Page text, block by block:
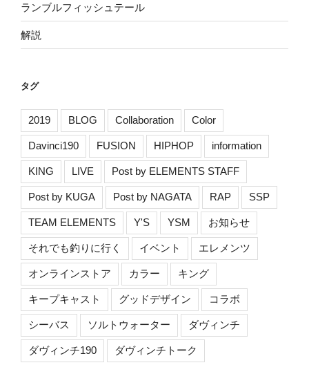
ランブルフィッシュテール
解説
タグ
2019 BLOG Collaboration Color
Davinci190 FUSION HIPHOP information
KING LIVE Post by ELEMENTS STAFF
Post by KUGA Post by NAGATA RAP SSP
TEAM ELEMENTS Y'S YSM お知らせ
それでも釣りに行く イベント エレメンツ
オンラインストア カラー キング
キープキャスト グッドデザイン コラボ
シーバス ソルトウォーター ダヴィンチ
ダヴィンチ190 ダヴィンチトーク